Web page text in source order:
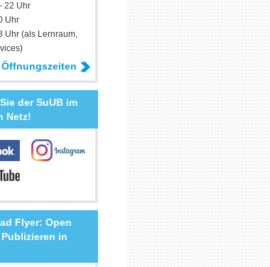
22 Uhr
Uhr
Uhr (als Lernraum,
der SuUB im
Netz!
Flyer: Open
in